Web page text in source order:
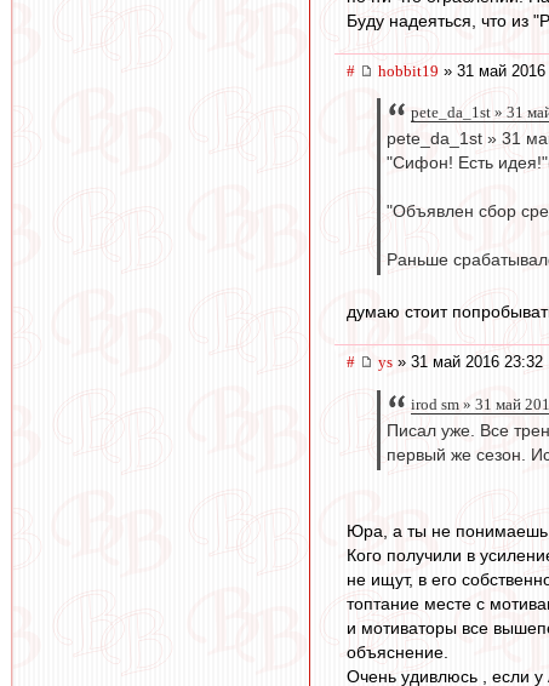
Буду надеяться, что из
# hobbit19 » 31 май 2016
pete_da_1st » 31
pete_da_1st » 31
"Сифон! Есть
"Объявлен сбор
Раньше
думаю стоит
# ys » 31 май 2016 23:32
irod sm » 31 май
Писал уже. Все
первый же сезон.
Юра, а ты не понимаешь
Кого получили в
не ищут, в его
топтание месте с
и мотиваторы все
объяснение.
Очень удивлюсь , если у